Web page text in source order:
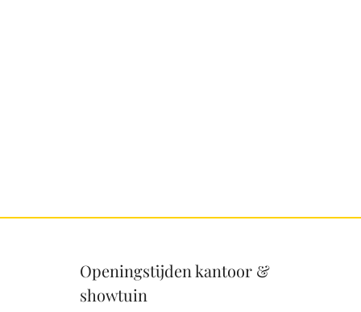
Openingstijden kantoor &
showtuin